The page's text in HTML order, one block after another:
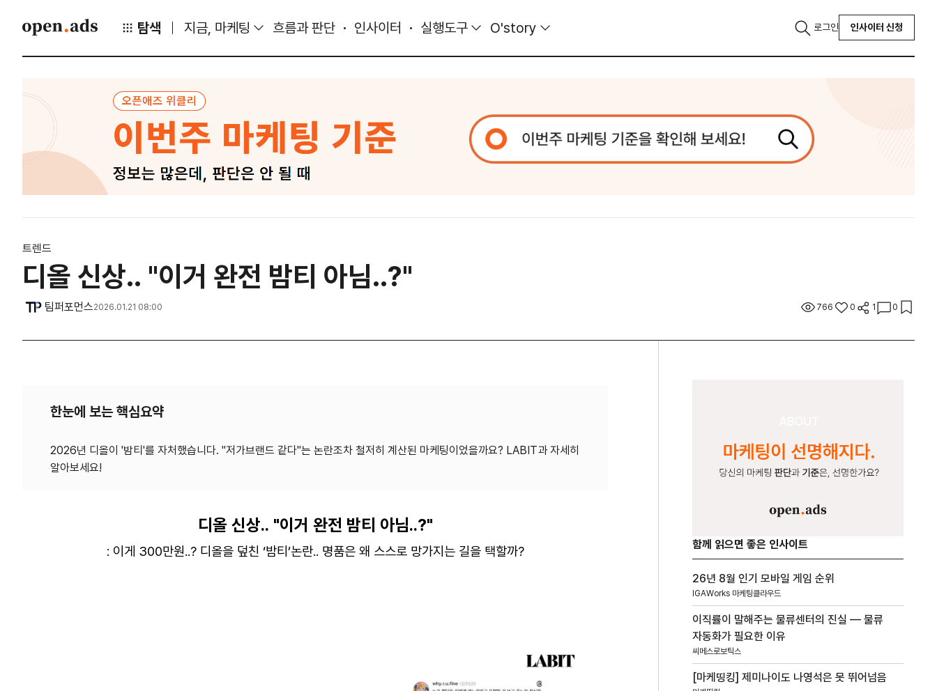
탐색 지금, 마케팅 흐름과 판단 인사이터 실행도구 O'story 로그인 인사이터 신청
트렌드
디올 신상.. "이거 완전 밤티 아님..?"
팀퍼포먼스2026.01.21 08:00 766 0 1 0
한눈에 보는 핵심요약
2026년 디올이 '밤티'를 자처했습니다. "저가브랜드 같다"는 논란조차 철저히 계산된 마케팅이었을까요? LABIT과 자세히
디올 신상.. "이거 완전 밤티 아님..?"
: 이게 300만원..? 디올을 덮친 ‘밤티 ’논란.. 명품은 왜 스스로 망가지는 길을 택할까? 함께 읽으면 좋은 인사이트
26년 8월 인기 모바일 게임 순위
IGAWorks 마케팅클라우드
이직률이 말해주는 물류센터의 진실 — 물류
자동화가 필요한 이유
씨메스로보틱스
[마케띵킹] 제미나이도 나영석은 못 뛰어넘음